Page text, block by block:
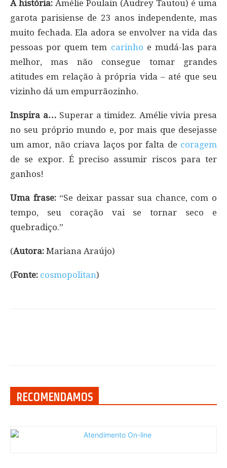
A história: Amélie Poulain (Audrey Tautou) é uma
garota parisiense de 23 anos independente, mas
muito fechada. Ela adora se envolver na vida das
pessoas por quem tem carinho e mudá-las para
melhor, mas não consegue tomar grandes
atitudes em relação à própria vida – até que seu
vizinho dá um empurrãozinho.
Inspira a… Superar a timidez. Amélie vivia presa
no seu próprio mundo e, por mais que desejasse
um amor, não criava laços por falta de coragem
de se expor. É preciso assumir riscos para ter
ganhos!
Uma frase:“Se deixar passar sua chance, com o
tempo, seu coração vai se tornar seco e
quebradiço.”
(Autora: Mariana Araújo)
(Fonte: cosmopolitan)
RECOMENDAMOS